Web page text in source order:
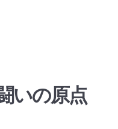
いの原点